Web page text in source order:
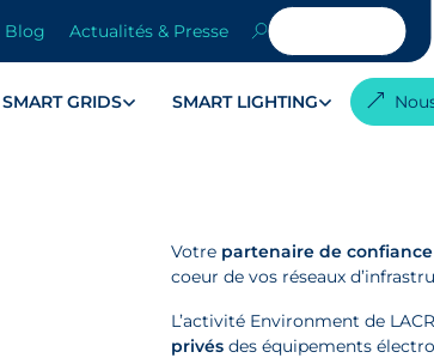
SMART GRIDS SMART LIGHTING
Blog Actualités & Presse
Votre partenaire de confiance
coeur de vos réseaux
L’activité Environment de
privésdes équipements